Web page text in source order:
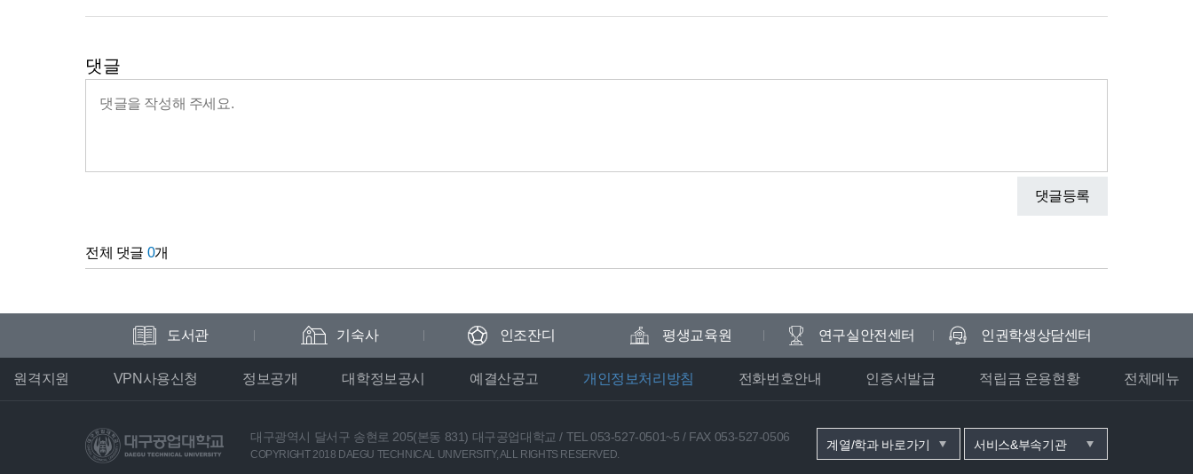
댓글
댓글등록
전체 댓글 0개
도서관 기숙사 인조잔디 평생교육원 연구실안전센터 인권학생상담센터
원격지원 VPN사용신청 정보공개 대학정보공시 예결산공고 개인정보처리방침 전화번호안내 인증서발급 적립금 운용현황 전체메뉴
대구광역시 달서구 송현로 205(본동 831) 대구공업대학교/ TEL 053-527-0501~5/FAX 053-527-0506
COPYRIGHT 2018 DAEGU TECHNICAL UNIVERSITY, ALL RIGHTS RESERVED.
계열/학과 바로가기 서비스&부속기관